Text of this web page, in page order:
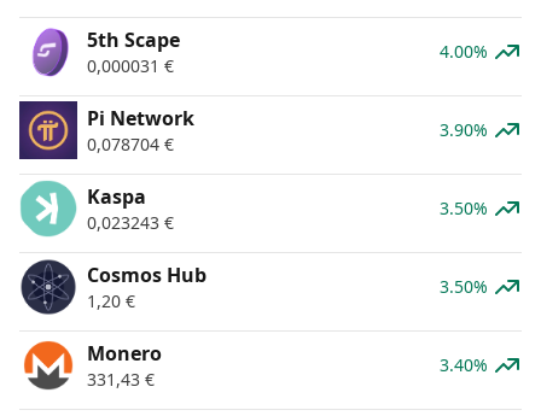
5th Scape
0,000031 €
4.00%
Pi Network
0,078704 €
3.90%
Kaspa
0,023243 €
3.50%
Cosmos Hub
1,20 €
3.50%
Monero
331,43 €
3.40%